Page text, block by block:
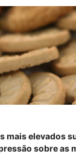
mais elevados
sobre as